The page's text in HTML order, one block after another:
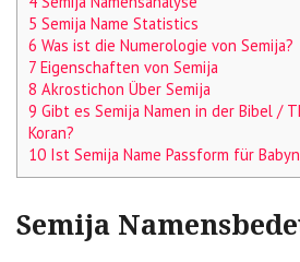
5 Semija Name Statistics
6 Was ist die Numerologie von Semija?
7 Eigenschaften von Semija
8 Akrostichon Über Semija
9 Gibt es Semija Namen in der Bibel /
Koran?
10 Ist Semija Name Passform für
Semija